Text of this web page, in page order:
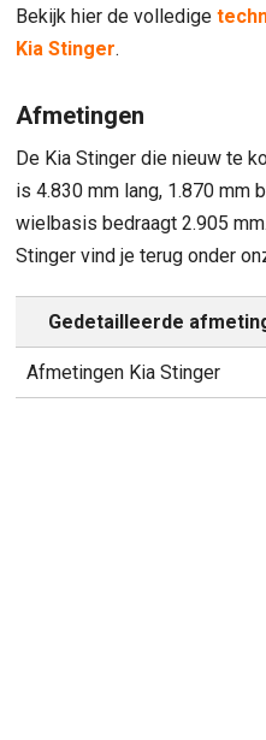
Bekijk hier de volledige
Kia Stinger.
Afmetingen
De Kia Stinger die nieuw te
is 4.830 mm lang, 1.870 mm
wielbasis bedraagt 2.905
Stinger vind je terug onder
Gedetailleerde
Afmetingen Kia Stinger